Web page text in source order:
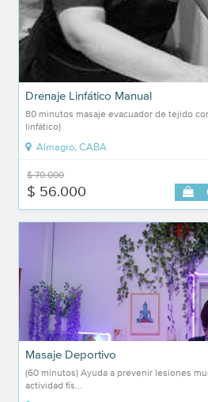
Drenaje Linfático Manual
80 minutos masaje evacuador de tejido
linfático)
Almagro, CABA
$ 70.000
$ 56.000
Masaje Deportivo
(60 minutos) Ayuda a prevenir lesiones
actividad fís...